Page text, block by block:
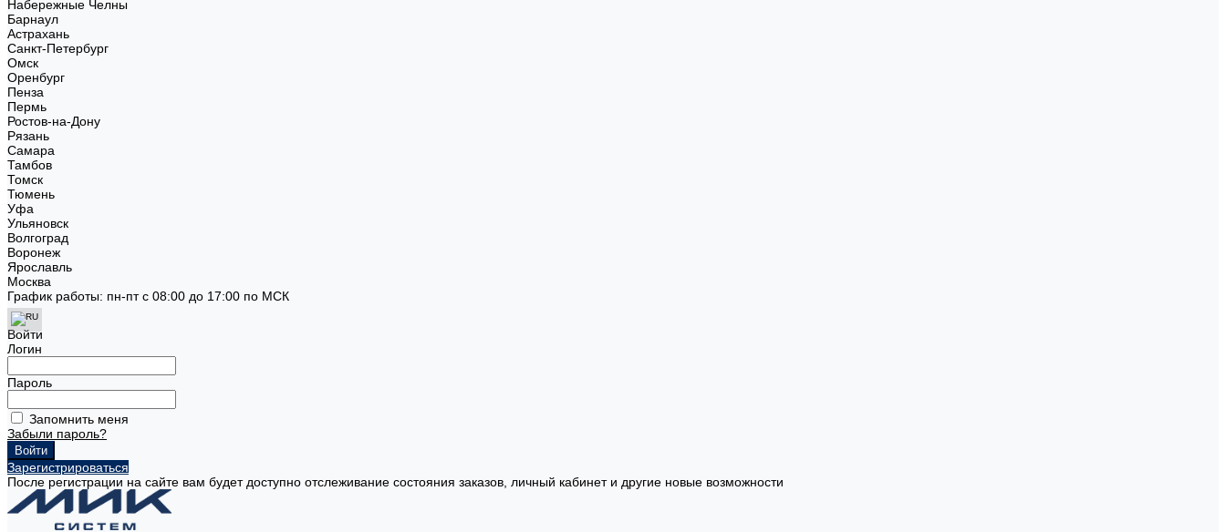
Набережные Челны
Барнаул
Астрахань
Санкт-Петербург
Омск
Оренбург
Пенза
Пермь
Ростов-на-Дону
Рязань
Самара
Тамбов
Томск
Тюмень
Уфа
Ульяновск
Волгоград
Воронеж
Ярославль
Москва
График работы: пн-пт с 08:00 до 17:00 по МСК
Войти
Логин
Пароль
Запомнить меня
Забыли пароль?
Зарегистрироваться
После регистрации на сайте вам будет доступно отслеживание состояния заказов, личный кабинет и другие новые возможности